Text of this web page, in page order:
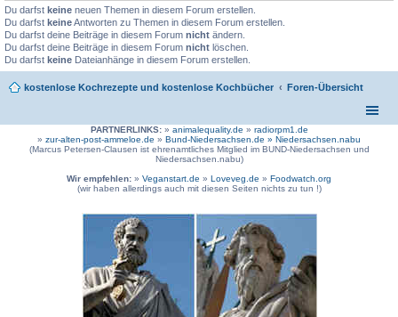
Du darfst keine neuen Themen in diesem Forum erstellen.
Du darfst keineAntworten zu Themen in diesem Forum erstellen.
Du darfst deine Beiträge in diesem Forum nicht ändern.
Du darfst deine Beiträge in diesem Forum nicht löschen.
Du darfst keine Dateianhänge in diesem Forum erstellen.
kostenlose Kochrezepte und kostenlose Kochbücher Foren-Übersicht
PARTNERLINKS:» animalequality.de » radiorpm1.de
» zur-alten-post-ammeloe.de » Bund-Niedersachsen.de » Niedersachsen.nabu
(Marcus Petersen-Clausen ist ehrenamtliches Mitglied im BUND-Niedersachsen und
Niedersachsen.nabu)
Wir empfehlen: » Veganstart.de » Loveveg.de » Foodwatch.org
(wir haben allerdings auch mit diesen Seiten nichts zu tun !)